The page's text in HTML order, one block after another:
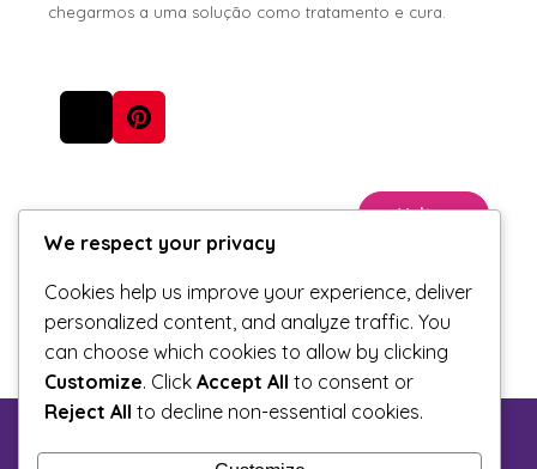
chegarmos a uma solução como tratamento e cura.
Voltar
We respect your privacy
Cookies help us improve your experience, deliver
personalized content, and analyze traffic. You
can choose which cookies to allow by clicking
Customize. Click Accept All to consent or
Reject All to decline non-essential cookies.